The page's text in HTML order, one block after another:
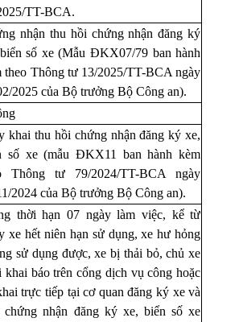
TT-BCA.
nhận thu hồi chứng nhận đăng ký
số xe (Mẫu ĐKX07/79 ban hành
theo Thông tư 13/2025/TT-BCA ngày
2025 của Bộ trưởng Bộ Công an).
khai thu hồi chứng nhận đăng ký xe,
số xe (mẫu ĐKX11 ban hành kèm
Thông tư 79/2024/TT-BCA ngày
2024 của Bộ trưởng Bộ Công an).
thời hạn 07 ngày làm việc, kể từ
xe hết niên hạn sử dụng, xe hư hỏng
sử dụng được, xe bị thải bỏ, chủ xe
khai báo trên cổng dịch vụ công hoặc
trực tiếp tại cơ quan đăng ký xevà
chứng nhận đăng ký xe, biển số xe